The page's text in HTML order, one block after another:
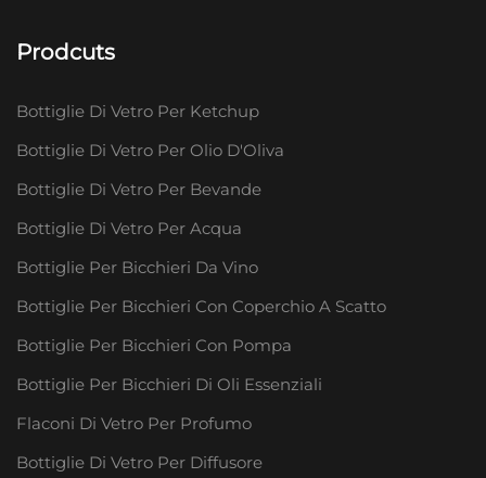
Prodcuts
Bottiglie Di Vetro Per Ketchup
Bottiglie Di Vetro Per Olio D'Oliva
Bottiglie Di Vetro Per Bevande
Bottiglie Di Vetro Per Acqua
Bottiglie Per Bicchieri Da Vino
Bottiglie Per Bicchieri Con Coperchio A Scatto
Bottiglie Per Bicchieri Con Pompa
Bottiglie Per Bicchieri Di Oli Essenziali
Flaconi Di Vetro Per Profumo
Bottiglie Di Vetro Per Diffusore